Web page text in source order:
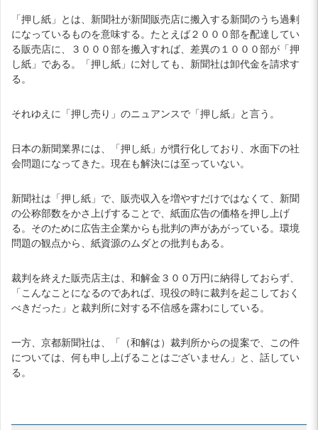
「押し紙」とは、新聞社が新聞販売店に搬入する新聞のうち過剰
になっているものを意味する。たとえば２０００部を配達してい
る販売店に、３０００部を搬入すれば、差異の１０００部が「押
し紙」である。「押し紙」に対しても、新聞社は卸代金を請求す
る。
それゆえに「押し売り」のニュアンスで「押し紙」と言う。
日本の新聞業界には、「押し紙」が慣行化しており、水面下の社
会問題になってきた。現在も解決には至っていない。
新聞社は「押し紙」で、販売収入を増やすだけではなくて、新聞
の公称部数をかさ上げすることで、紙面広告の価格を押し上げ
る。そのために広告主企業からも批判の声があがっている。環境
問題の観点から、紙資源のムダとの批判もある。
裁判を終えた販売店主は、和解金３００万円に納得しておらず、
「こんなことになるのであれば、現役の時に裁判を起こしておく
べきだった」と裁判所に対する不信感を露わにしている。
一方、京都新聞社は、「（和解は）裁判所からの提案で、この件
については、何も申し上げることはございません」と、話してい
る。